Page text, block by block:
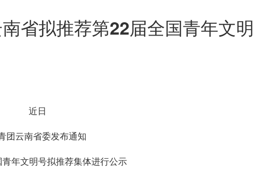
省拟推荐第22届全国青年文
近日
团云南省委发布通知
年文明号拟推荐集体进行公示